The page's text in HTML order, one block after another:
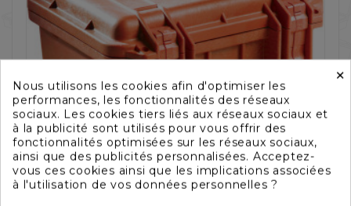
‹ ×
Nous utilisons les cookies afin d'optimiser les
performances, les fonctionnalités des réseaux
sociaux. Les cookies tiers liés aux réseaux sociaux et
à la publicité sont utilisés pour vous offrir des
fonctionnalités optimisées sur les réseaux sociaux,
ainsi que des publicités personnalisées. Acceptez-
vous ces cookies ainsi que les implications associées
à l'utilisation de vos données personnelles ?